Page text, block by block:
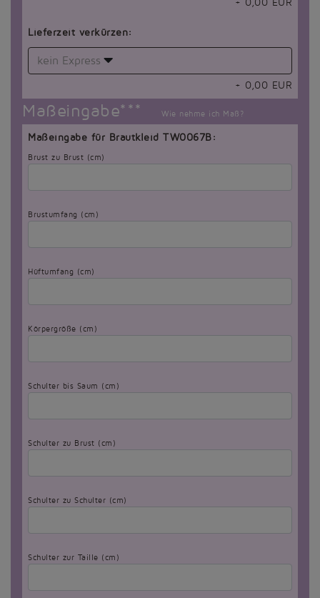
+ 0,00 EUR
Lieferzeit verkürzen:
kein Express
+ 0,00 EUR
Maßeingabe*** Wie nehme ich Maß?
Maßeingabe für Brautkleid TW0067B:
Brust zu Brust (cm)
Brustumfang (cm)
Hüftumfang (cm)
Körpergröße (cm)
Schulter bis Saum (cm)
Schulter zu Brust (cm)
Schulter zu Schulter (cm)
Schulter zur Taille (cm)